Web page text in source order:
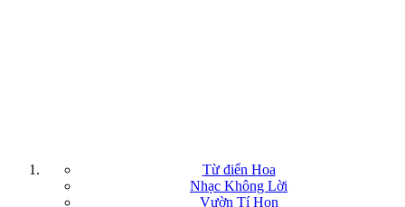
Từ điển Hoa
Nhạc Không Lời
Vườn Tí Hon